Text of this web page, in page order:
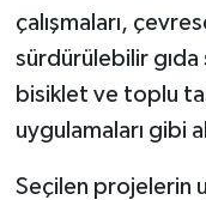
çalışmaları,
sürdürülebilir
bisiklet ve toplu
uygulamaları gibi
Seçilen projelerin